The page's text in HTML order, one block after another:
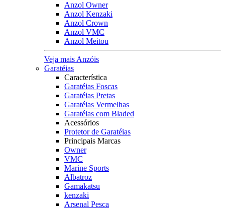
Anzol Owner
Anzol Kenzaki
Anzol Crown
Anzol VMC
Anzol Meitou
Veja mais Anzóis
Garatéias
Característica
Garatéias Foscas
Garatéias Pretas
Garatéias Vermelhas
Garatéias com Bladed
Acessórios
Protetor de Garatéias
Principais Marcas
Owner
VMC
Marine Sports
Albatroz
Gamakatsu
kenzaki
Arsenal Pesca